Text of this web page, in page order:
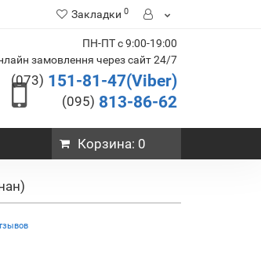
Закладки 0
ПН-ПТ с 9:00-19:00
замовлення через сайт 24/7
(073) 151-81-47(Viber)
(095) 813-86-62
Корзина: 0